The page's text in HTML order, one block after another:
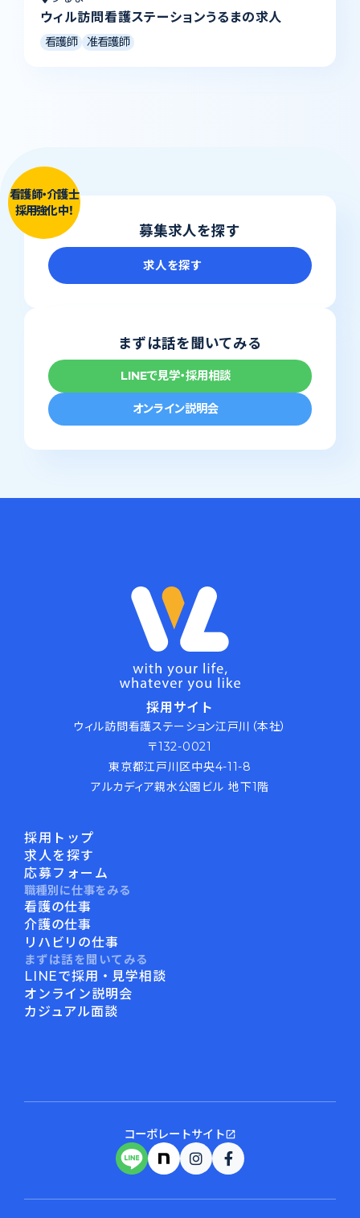
ウィル訪問看護ステーションうるまの求人
看護師 准看護師
募集求人を探す
看護師・介護士
採用強化中！
求人を探す
まずは話を聞いてみる
LINEで見学・採用相談
オンライン説明会
採用サイト
ウィル訪問看護ステーション江戸川（本社）
〒132-0021
東京都江戸川区中央4-11-8
アルカディア親水公園ビル 地下1階
採用トップ
求人を探す
応募フォーム
職種別に仕事をみる
看護の仕事
介護の仕事
リハビリの仕事
まずは話を聞いてみる
LINEで採用・見学相談
オンライン説明会
カジュアル面談
コーポレートサイトopen_in_new